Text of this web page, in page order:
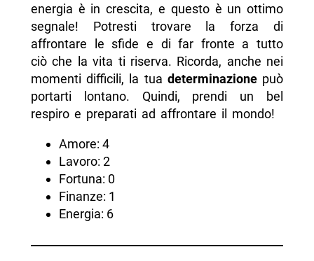
energia è in crescita, e questo è un ottimo
segnale! Potresti trovare la forza di
affrontare le sfide e di far fronte a tutto
ciò che la vita ti riserva. Ricorda, anche nei
momenti difficili, la tua determinazionepuò
portarti lontano. Quindi, prendi un bel
respiro e preparati ad affrontare il mondo!
Amore: 4
Lavoro: 2
Fortuna: 0
Finanze: 1
Energia: 6